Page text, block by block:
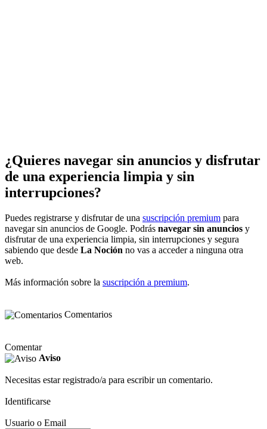
¿Quieres navegar sin anuncios y disfrutar
de una experiencia limpia y sin
interrupciones?
Puedes registrarse y disfrutar de una suscripción premium para
navegar sin anuncios de Google. Podrás navegar sin anuncios y
disfrutar de una experiencia limpia, sin interrupciones y segura
sabiendo que desde La Noción no vas a acceder a ninguna otra
web.
Más información sobre la suscripción a premium.
Comentarios
Comentar
Aviso
Necesitas estar registrado/a para escribir un comentario.
Identificarse
Usuario o Email